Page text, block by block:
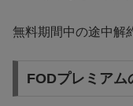
無料期間中の途中解
FODプレミアム